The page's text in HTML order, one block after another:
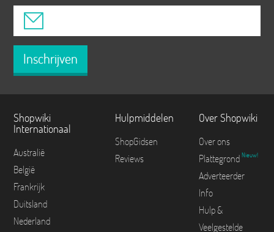
Inschrijven
Shopwiki
Internationaal
Australië
België
Frankrijk
Duitsland
Nederland
Hulpmiddelen
ShopGidsen
Reviews
Over Shopwiki
Over ons
Plattegrond Nieuw!
Adverteerder
Info
Hulp &
Veelgestelde